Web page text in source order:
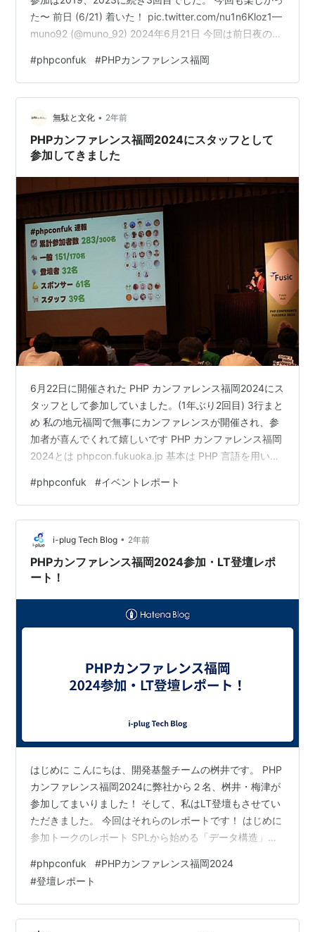
た〜 前日 (6/21) 着いた！ pic.twitter.com/nu1n6Kloz1—
muno92 (@muno_92) 2024年6月21日 今回は前日夜の飛
で、ホテルにチェックインした後そのまま寝てしまうか
どうしよう、と考えていましたがちゃちいさんのグルー
プに混ぜて頂いてラーソーメンにありつけました。 ラー
ソーメン pic.twitter.com/ZxSJO…
#phpconfuk #PHPカンファレンス福岡
無駄と文化 • 2年前
PHPカンファレンス福岡2024にスタッフとして
参加してきました
6月22日に開催された PHP カンファレンス福岡2024にス
タッフとして参加していました。(1年ぶり2回目) 3行まと
め 私の地元福岡で無事にカンファレンスが開催され、参
加者が喜んでくれて嬉しいです PHP カンファレンス福岡
2024とは phpcon.fukuoka.jp 基本は PHP 言語を用いた
が、その周辺話題であれば PHP に直接関係ないことまで
多く取り上げられています。 300名近い人が参加してく
れていたらしいです。 なぜスタッフとして参加したか 約
10年前、20代後半でソフトウェアエンジニアになった私
にとって PHP カンファレ…
#phpconfuk #イベントレポート
i-plug Tech Blog • 2年前
PHPカンファレンス福岡2024参加・LT登壇レポ
ート！
はじめに こんにちは、開発基盤チームの桝井です。 PHP
カンファレンス福岡2024に弊社から２名、桝井・梅津が
参加してまいりました！ そして、私はLT登壇もさせてい
ただきました。 今回はそれらのレポートです！ はじめに
参加トークのレポート SPLから始める「データ構造」入
か 書き込み処理をスケールさせるために必要な非同期処
理の基本と考え方 PHPでデータベースを作ってみた 設計
の考え方 インターフェースと腐敗防止層編 過去や未来を
扱うのは難しい？過去と未来に立ち向かうための勘所 LT
#phpconfuk #PHPカンファレンス福岡2024
#登壇レポート